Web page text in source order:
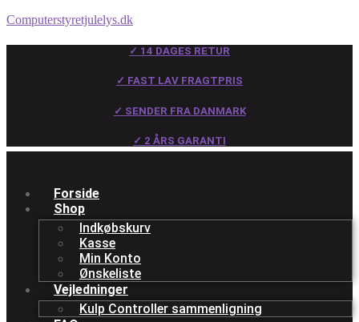
Computerstyretjulelys.dk
✓ 14 DAGES RETUR
✓ FAST LAV FRAGTPRIS
✓ SENDER FRA DANMARK
✓ 2 ÅRS GARANTI
Forside
Shop
Indkøbskurv
Kasse
Min Konto
Ønskeliste
Vejledninger
Kulp Controller sammenligning